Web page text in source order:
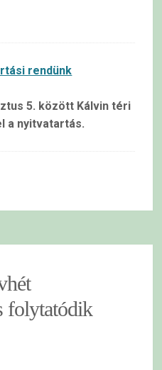
rendünk
5. között Kálvin téri
a nyitvatartás.
folytatódik